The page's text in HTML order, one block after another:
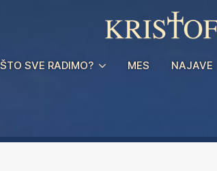
ŠTO SVE RADIMO? MES NAJAVE